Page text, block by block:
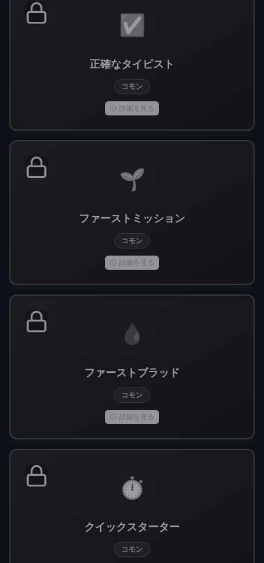
✅
正確なタイピスト
コモン
詳細を見る
🌱
ファーストミッション
コモン
詳細を見る
🩸
ファーストブラッド
コモン
詳細を見る
⏱️
クイックスターター
コモン